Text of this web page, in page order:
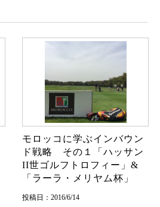
モロッコに学ぶインバウン
ド戦略 その１「ハッサン
II世ゴルフトロフィー」&
「ラーラ・メリヤム杯」
投稿日：2016/6/14